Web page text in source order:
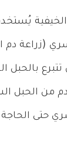
(زراعة دم
بالحبل
من الحبل
حتى الحاجة